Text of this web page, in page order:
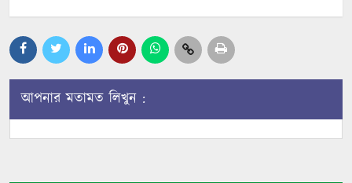
আপনার মতামত লিখুন :